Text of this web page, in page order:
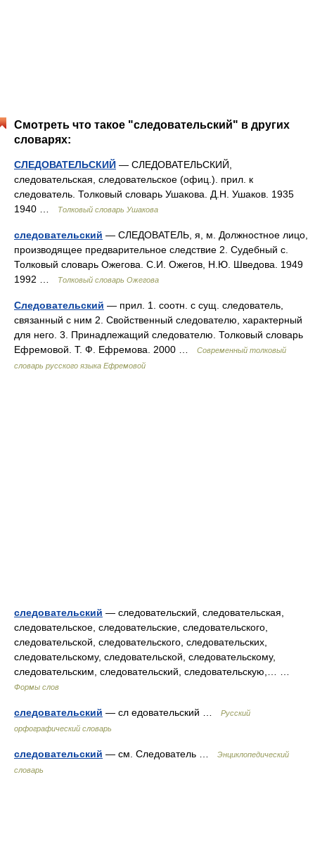
Смотреть что такое "следовательский" в других
словарях:
СЛЕДОВАТЕЛЬСКИЙ — СЛЕДОВАТЕЛЬСКИЙ,
следовательская, следовательское (офиц.). прил. к
следователь. Толковый словарь Ушакова. Д.Н. Ушаков. 1935
1940 …
Толковый словарь Ушакова
следовательский — СЛЕДОВАТЕЛЬ, я, м. Должностное лицо,
производящее предварительное следствие 2. Судебный с.
Толковый словарь Ожегова. С.И. Ожегов, Н.Ю. Шведова. 1949
1992 …
Толковый словарь Ожегова
Следовательский — прил. 1. соотн. с сущ. следователь,
связанный с ним 2. Свойственный следователю, характерный
для него. 3. Принадлежащий следователю. Толковый словарь
Ефремовой. Т. Ф. Ефремова. 2000 …
Современный толковый
словарь русского языка Ефремовой
следовательский — следовательский, следовательская,
следовательское, следовательские, следовательского,
следовательской, следовательского, следовательских,
следовательскому, следовательской, следовательскому,
следовательским, следовательский, следовательскую,… …
Формы слов
следовательский — сл едовательский …
Русский
орфографический словарь
следовательский — см. Следователь …
Энциклопедический
словарь